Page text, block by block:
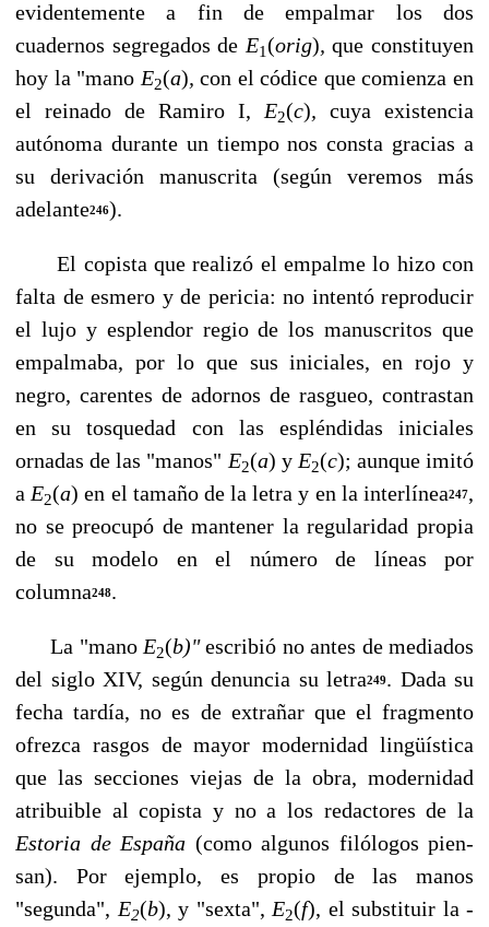
evidentemente a fin de empalmar los dos
cuadernos segre­gados de E1(orig),que constituyen
hoy la "mano E2(a),con el códice que comienza en
el reinado de Ramiro I, E2(c), cuya existencia
autónoma durante un tiempo nos consta gracias a
su derivación manuscrita (según veremos más
adelante246).
El copista que realizó el empalme lo hizo con
falta de esmero y de pericia: no intentó reproducir
el lujo y esplendor regio de los manuscritos que
empalmaba, por lo que sus iniciales, en rojo y
negro, carentes de adornos de rasgueo, contrastan
en su tos­quedad con las espléndidas iniciales
ornadas de las "manos" E2(a) y E2(c); aunque imi­tó
a E2(a) en el tamaño de la letra y en la interlínea247,
no se preocupó de mantener la regularidad propia
de su modelo en el número de líneas por
columna248.
La "mano E2(b)"escribió no antes de mediados
del siglo XIV, según denuncia su le­tra249. Dada su
fecha tardía, no es de extrañar que el fragmento
ofrezca rasgos de ma­yor modernidad lingüística
que las secciones viejas de la obra, modernidad
atribuible al copista y no a los redactores de la
Estoria de España (como algunos filólogos pien­
san). Por ejemplo, es propio de las manos
"segunda", E2(b), y "sexta", E2(f), el substi­tuir la -